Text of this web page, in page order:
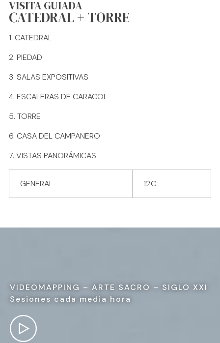
VISITA GUIADA
CATEDRAL + TORRE
CATEDRAL
PIEDAD
SALAS EXPOSITIVAS
ESCALERAS DE CARACOL
TORRE
CASA DEL CAMPANERO
VISTAS PANORÁMICAS
GENERAL 12€
VIDEOMAPPING – ARTE SACRO – SIGLO XXI
Sesiones cada media hora